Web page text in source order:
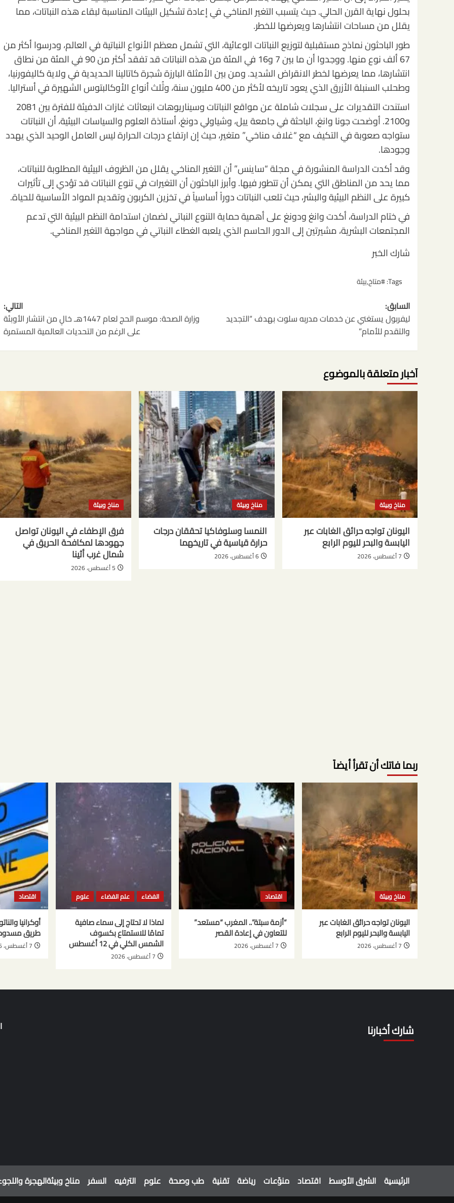
بحلول نهاية القرن الحالي. حيث يتسبب التغير المناخي في إعادة تشكيل البيئات المناسبة لبقاء هذه النباتات، مما
يقلل من مساحات انتشارها ويعرضها للخطر.
طور الباحثون نماذج مستقبلية لتوزيع النباتات الوعائية، التي تشمل معظم الأنواع النباتية في العالم، ودرسوا أكثر من
67 ألف نوع منها. ووجدوا أن ما بين 7 و16 في المئة من هذه النباتات قد تفقد أكثر من 90 في المئة من نطاق
انتشارها، مما يعرضها لخطر الانقراض الشديد. ومن بين الأمثلة البارزة شجرة كاتالينا الحديدية في ولاية كاليفورنيا،
وطحلب السنبلة الأزرق الذي يعود تاريخه لأكثر من 400 مليون سنة، وثُلث أنواع الأوكالبتوس الشهيرة في أستراليا.
استندت التقديرات على سجلات شاملة عن مواقع النباتات وسيناريوهات انبعاثات غازات الدفيئة للفترة بين 2081
و2100. أوضحت جونا وانغ، الباحثة في جامعة ييل، وشياولي دونغ، أستاذة العلوم والسياسات البيئية، أن النباتات
ستواجه صعوبة في التكيف مع “غلاف مناخي” متغير، حيث إن ارتفاع درجات الحرارة ليس العامل الوحيد الذي يهدد
وجودها.
وقد أكدت الدراسة المنشورة في مجلة “ساينس” أن التغير المناخي يقلل من الظروف البيئية المطلوبة للنباتات،
مما يحد من المناطق التي يمكن أن تتطور فيها. وأبرز الباحثون أن التغيرات في تنوع النباتات قد تؤدي إلى تأثيرات
كبيرة على النظم البيئية والبشر، حيث تلعب النباتات دوراً أساسياً في تخزين الكربون وتقديم المواد الأساسية للحياة.
في ختام الدراسة، أكدت وانغ ودونغ على أهمية حماية التنوع النباتي لضمان استدامة النظم البيئية التي تدعم
المجتمعات البشرية، مشيرتين إلى الدور الحاسم الذي يلعبه الغطاء النباتي في مواجهة التغير المناخي.
شارك الخبر
Tags: #متاخ,بيئة
تصفّح
المقالات
السابق:
ليفربول يستغني عن خدمات مدربه سلوت بهدف “التجديد
والتقدم للأمام”
التالي:
وزارة الصحة: موسم الحج لعام 1447هـ خالٍ من انتشار الأوبئة
على الرغم من التحديات العالمية المستمرة
آخبار متعلقة بالموضوع
مناخ وبيئة
اليونان تواجه حرائق الغابات عبر
اليابسة والبحر لليوم الرابع
7 أغسطس، 2026
مناخ وبيئة
النمسا وسلوفاكيا تحققان درجات
حرارة قياسية في تاريخهما
6 أغسطس، 2026
مناخ وبيئة
فرق الإطفاء في اليونان تواصل
جهودها لمكافحة الحريق في
شمال غرب أثينا
5 أغسطس، 2026
ربما فاتك أن تقرأ أيضاً
مناخ وبيئة
اليونان تواجه حرائق الغابات عبر
اليابسة والبحر لليوم الرابع
7 أغسطس، 2026
اقتصاد
“أزمة سبتة”.. المغرب “مستعد”
للتعاون في إعادة القصر
7 أغسطس، 2026
الفضاء علم الفضاء علوم
لماذا لا تحتاج إلى سماء صافية
تمامًا للاستمتاع بكسوف
الشمس الكلي في 12 أغسطس
7 أغسطس، 2026
اقتصاد
أوكرانيا
طريق
7 أغسطس، 2026
شارك أخبارنا
الرئيسية الشرق الأوسط اقتصاد منوّعات رياضة تقنية طب وصحة علوم الترفيه السفر مناخ وبيئةالهجرة